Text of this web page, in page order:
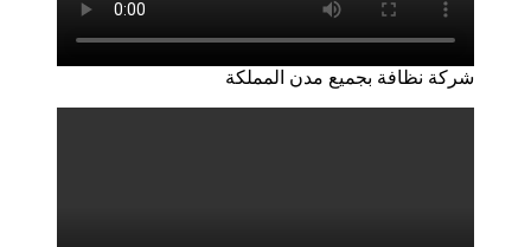
شركة نظافة بجميع مدن المملكة